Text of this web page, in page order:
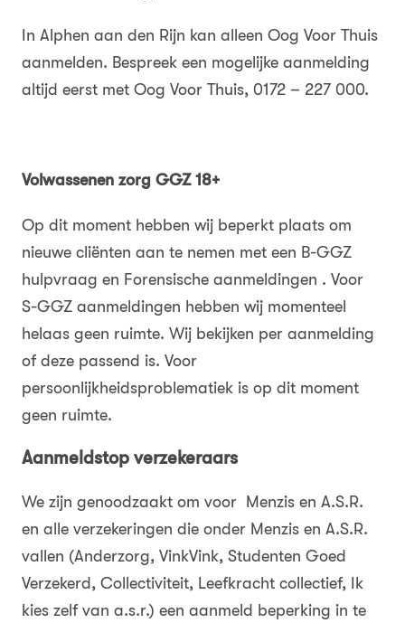
In Alphen aan den Rijn kan alleen Oog Voor Thuis
aanmelden. Bespreek een mogelijke aanmelding
altijd eerst met Oog Voor Thuis, 0172 – 227 000.
Volwassenen zorg GGZ 18+
Op dit moment hebben wij beperkt plaats om
nieuwe cliënten aan te nemen met een B-GGZ
hulpvraag en Forensische aanmeldingen . Voor
S-GGZ aanmeldingen hebben wij momenteel
helaas geen ruimte. Wij bekijken per aanmelding
of deze passend is. Voor
persoonlijkheidsproblematiek is op dit moment
geen ruimte.
Aanmeldstop verzekeraars
We zijn genoodzaakt om voor Menzis en A.S.R.
en alle verzekeringen die onder Menzis en A.S.R.
vallen (Anderzorg, VinkVink, Studenten Goed
Verzekerd, Collectiviteit, Leefkracht collectief, Ik
kies zelf van a.s.r.) een aanmeld beperking in te